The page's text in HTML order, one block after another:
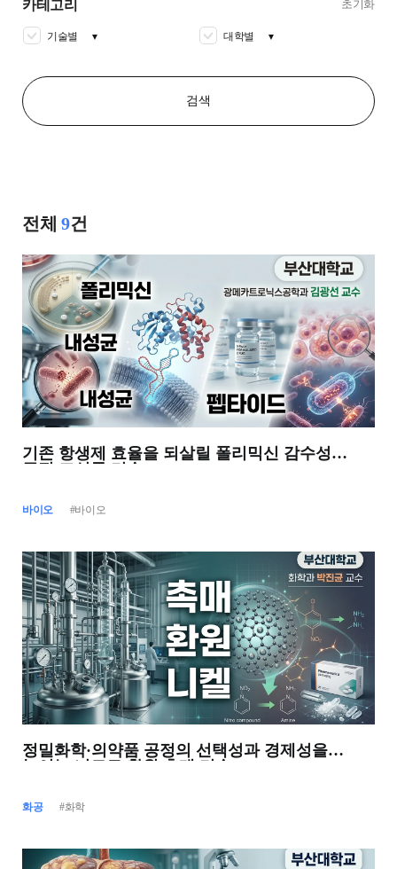
전체 9건
기존 항생제 효율을 되살릴 폴리믹신 감수성
증진 조성물 기술
바이오 #바이오
정밀화학·의약품 공정의 선택성과 경제성을
높이는 니트로 환원 촉매 기술
화공 #화학
카테고리 초기화
기술별 ▼ 대학별 ▼
검색